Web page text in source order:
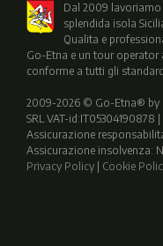
Dal 2009
splendida isola
Qualita e
Go-Etna e un tour operator
conforme a tutti gli
2009-2026 © Go-Etna® by
SRL VAT-id:IT05304190878
Assicurazione
Assicurazione insolvenza:
Privacy Policy
Cookie